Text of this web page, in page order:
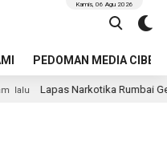
PEDOMAN MEDIA CIBER
Kamis, 06 Agu 2026
Narkotika Rumbai Gelar Tes Urine